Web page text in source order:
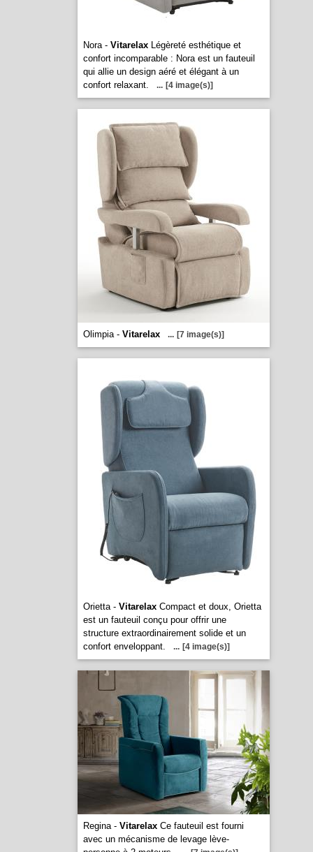
Nora - VitarelaxLégèreté esthétique et
confort incomparable : Nora est un fauteuil
qui allie un design aéré et élégant à un
confort relaxant.
... [4 image(s)]
Olimpia - Vitarelax ... [7 image(s)]
Orietta - VitarelaxCompact et doux, Orietta
est un fauteuil conçu pour offrir une
structure extraordinairement solide et un
confort enveloppant.
... [4 image(s)]
Regina - VitarelaxCe fauteuil est fourni
avec un mécanisme de levage lève-